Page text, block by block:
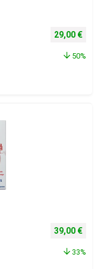
Izvorna
29,00 €
50%
Izvorna
39,00 €
33%